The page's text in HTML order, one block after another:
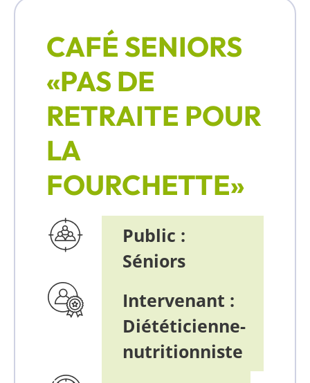
CAFÉ SENIORS
«PAS DE
RETRAITE POUR
LA
FOURCHETTE»
Public :
Séniors
Intervenant :
Diététicienne-
nutritionniste